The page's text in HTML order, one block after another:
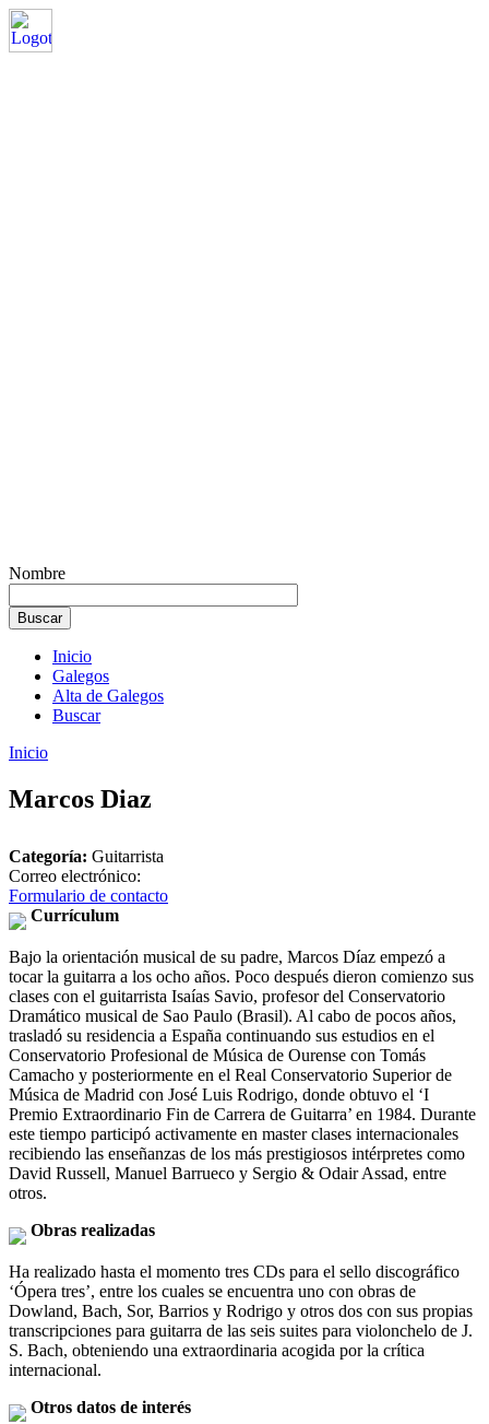
Nombre
Inicio
Galegos
Alta de Galegos
Buscar
Inicio
Marcos Diaz
Categoría: Guitarrista
Correo electrónico:
Formulario de contacto
Currículum
Bajo la orientación musical de su padre, Marcos Díaz empezó a
tocar la guitarra a los ocho años. Poco después dieron comienzo sus
clases con el guitarrista Isaías Savio, profesor del Conservatorio
Dramático musical de Sao Paulo (Brasil). Al cabo de pocos años,
trasladó su residencia a España continuando sus estudios en el
Conservatorio Profesional de Música de Ourense con Tomás
Camacho y posteriormente en el Real Conservatorio Superior de
Música de Madrid con José Luis Rodrigo, donde obtuvo el ‘I
Premio Extraordinario Fin de Carrera de Guitarra’ en 1984. Durante
este tiempo participó activamente en master clases internacionales
recibiendo las enseñanzas de los más prestigiosos intérpretes como
David Russell, Manuel Barrueco y Sergio & Odair Assad, entre
otros.
Obras realizadas
Ha realizado hasta el momento tres CDs para el sello discográfico
‘Ópera tres’, entre los cuales se encuentra uno con obras de
Dowland, Bach, Sor, Barrios y Rodrigo y otros dos con sus propias
transcripciones para guitarra de las seis suites para violonchelo de J.
S. Bach, obteniendo una extraordinaria acogida por la crítica
internacional.
Otros datos de interés